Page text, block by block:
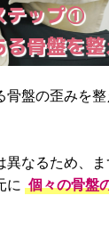
テップ①
る骨盤を
骨盤の歪みを
異なるため、
に 個々の骨盤